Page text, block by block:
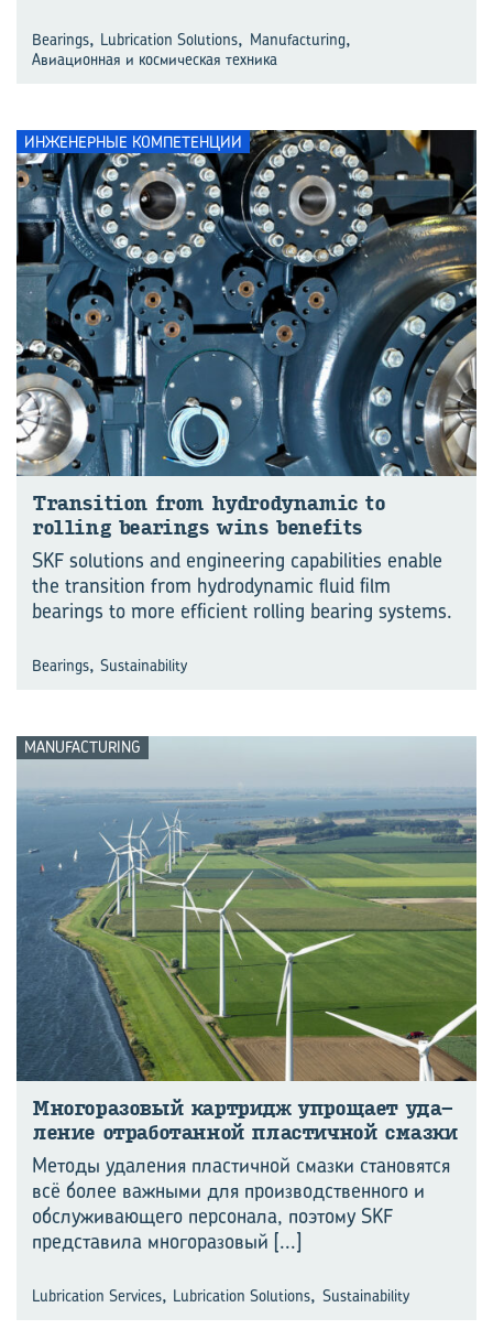
Bearings, Lubrication Solutions, Manufacturing,
Авиационная и космическая техника
ИНЖЕНЕРНЫЕ КОМПЕТЕНЦИИ
Transition from hydrodynamic to
rolling bearings wins benefits
SKF solutions and engineering capabilities enable
the transition from hydrodynamic fluid film
bearings to more efficient rolling bearing systems.
Bearings, Sustainability
MANUFACTURING
Мно­го­ра­зо­вый кар­тридж упро­ща­ет уда­
ле­ние от­ра­бо­тан­ной пла­стич­ной смаз­ки
Методы удаления пластичной смазки становятся
всё более важными для производственного и
обслуживающего персонала, поэтому SKF
представила многоразовый [...]
Lubrication Services, Lubrication Solutions, Sustainability